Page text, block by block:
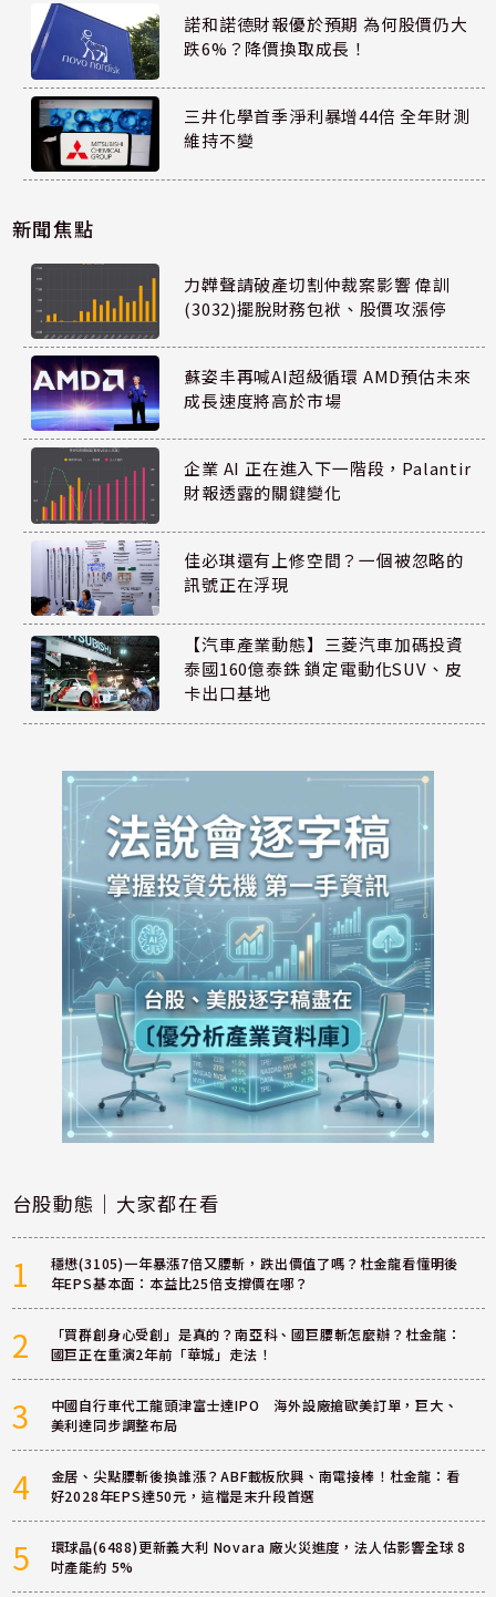
諾和諾德財報優於預期 為何股價仍大
跌6%？降價換取成長！
三井化學首季淨利暴增44倍 全年財測
維持不變
新聞焦點
力韡聲請破產切割仲裁案影響 偉訓
(3032)擺脫財務包袱、股價攻漲停
蘇姿丰再喊AI超級循環 AMD預估未來
成長速度將高於市場
企業 AI 正在進入下一階段，Palantir
財報透露的關鍵變化
佳必琪還有上修空間？一個被忽略的
訊號正在浮現
【汽車產業動態】三菱汽車加碼投資
泰國160億泰銖 鎖定電動化SUV、皮
卡出口基地
台股動態｜大家都在看
1
穩懋(3105)一年暴漲7倍又腰斬，跌出價值了嗎？杜金龍看懂明後
年EPS基本面：本益比25倍支撐價在哪？
2
「買群創身心受創」是真的？南亞科、國巨腰斬怎麼辦？杜金龍：
國巨正在重演2年前「華城」走法！
3
中國自行車代工龍頭津富士達IPO 海外設廠搶歐美訂單，巨大、
美利達同步調整布局
4
金居、尖點腰斬後換誰漲？ABF載板欣興、南電接棒！杜金龍：看
好2028年EPS達50元，這檔是末升段首選
5
環球晶(6488)更新義大利 Novara 廠火災進度，法人估影響全球 8
吋產能約 5%